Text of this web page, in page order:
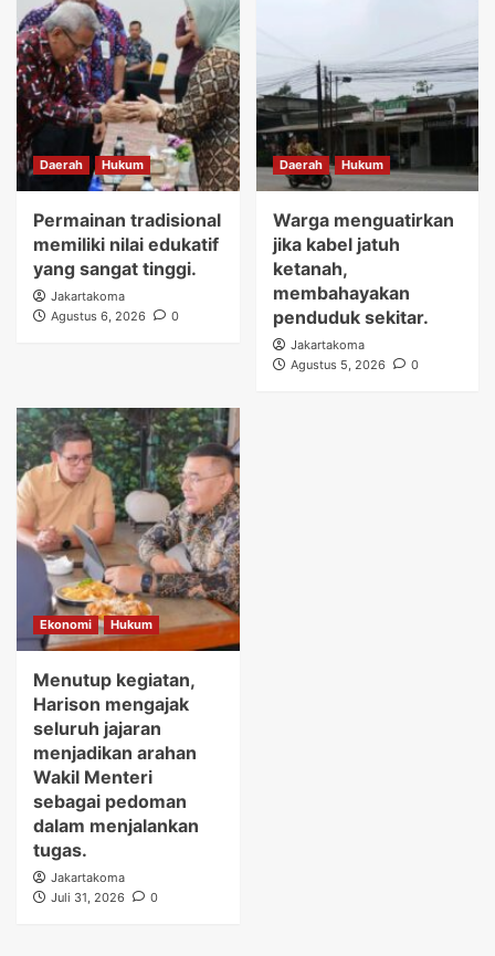
Daerah Hukum
Permainan tradisional
memiliki nilai edukatif
yang sangat tinggi.
Jakartakoma
Agustus 6, 2026
0
Daerah Hukum
Warga menguatirkan
jika kabel jatuh
ketanah,
membahayakan
penduduk sekitar.
Jakartakoma
Agustus 5, 2026
0
Ekonomi Hukum
Menutup kegiatan,
Harison mengajak
seluruh jajaran
menjadikan arahan
Wakil Menteri
sebagai pedoman
dalam menjalankan
tugas.
Jakartakoma
Juli 31, 2026
0